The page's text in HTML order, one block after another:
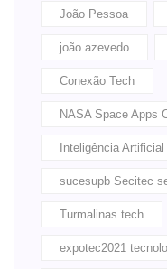
João Pessoa
joão azevedo
Conexão Tech
NASA Space Apps
Inteligência Artificial
sucesupb Secitec
Turmalinas tech
expotec2021